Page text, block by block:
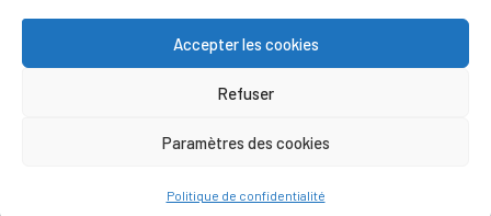
Accepter les cookies
Refuser
Paramètres des cookies
Politique de confidentialité
Politique de confidentialité